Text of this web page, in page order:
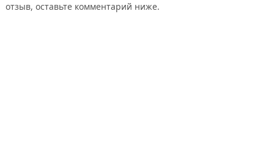
отзыв, оставьте комментарий ниже.